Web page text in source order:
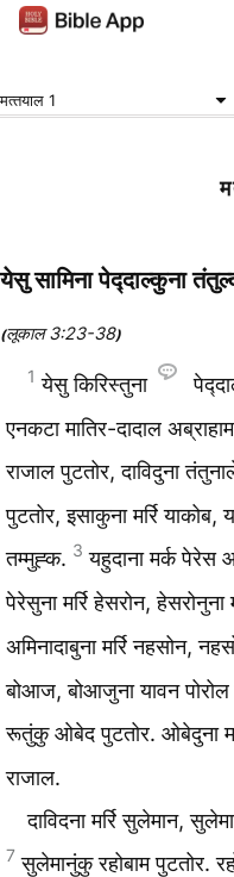
मत्‍तयाल 1
येसु सामिना पेद्‍दाल्कुना
(लूकाल 3:23-38)
1 येसु किरिस्‍तुना
एनकटा मातिर-दादाल
राजाल पुटतोर, दाविदुना
पुटतोर, इसाकुना मर्रि याकोब,
तम्मुह्‍क. 3 यहुदाना मर्क पेरेस
पेरेसुना मर्रि हेसरोन, हेसरोनुना
अमिनादाबुना मर्रि नहसोन,
बोआज, बोआजुना यावन पोरोल
रूतुंकु ओबेद पुटतोर. ओबेदुना
राजाल.
दाविदना मर्रि सुलेमान,
7 सुलेमानुंकु रहोबाम पुटतोर.